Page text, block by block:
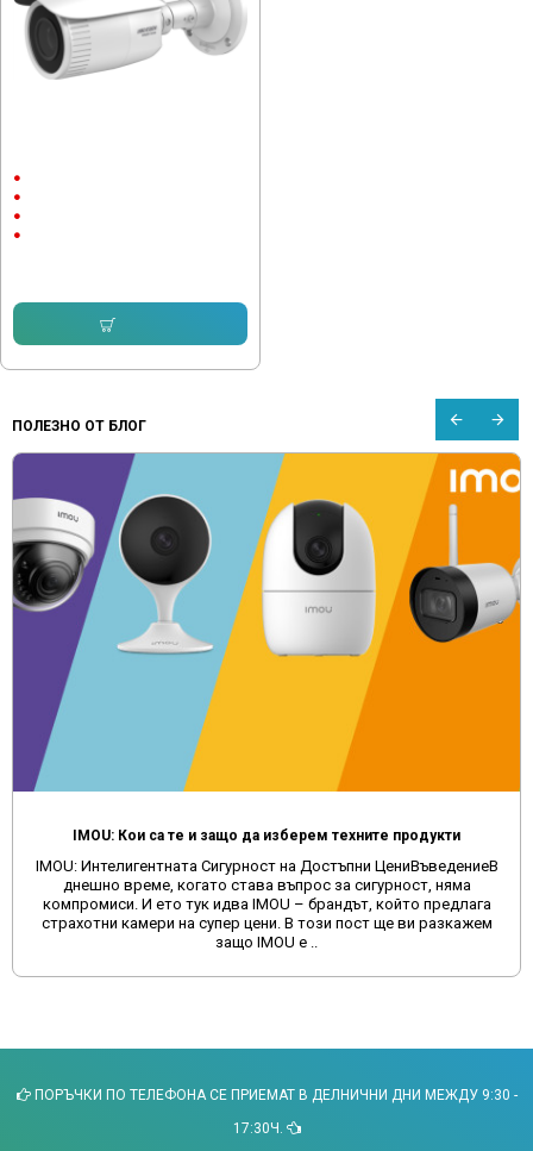
ПОЛЕЗНО ОТ БЛОГ
IMOU: Кои са те и защо да изберем техните продукти
IMOU: Интелигентната Сигурност на Достъпни ЦениВъведениеВ
днешно време, когато става въпрос за сигурност, няма
компромиси. И ето тук идва IMOU – брандът, който предлага
страхотни камери на супер цени. В този пост ще ви разкажем
защо IMOU е ..
ПОРЪЧКИ ПО ТЕЛЕФОНА СЕ ПРИЕМАТ В ДЕЛНИЧНИ ДНИ МЕЖДУ 9:30 -
17:30Ч.